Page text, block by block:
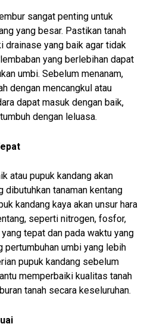
sangat penting untuk
yang besar. Pastikan tanah
drainase yang baik agar tidak
yang berlebihan dapat
umbi. Sebelum menanam,
dengan mencangkul atau
dapat masuk dengan baik,
dengan leluasa.
atau pupuk kandang akan
dibutuhkan tanaman kentang
kandang kaya akan unsur hara
seperti nitrogen, fosfor,
tepat dan pada waktu yang
pertumbuhan umbi yang lebih
pupuk kandang sebelum
memperbaiki kualitas tanah
tanah secara keseluruhan.